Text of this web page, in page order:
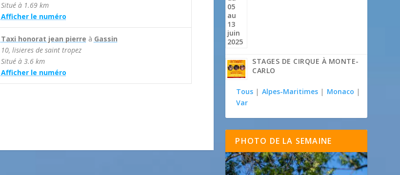
Situé à 1.69 km
Afficher le numéro
Taxi honorat jean pierre à Gassin
10, lisieres de saint tropez
Situé à 3.6 km
Afficher le numéro
STAGES DE CIRQUE À MONTE-
CARLO
Tous | Alpes-Maritimes | Monaco |
Var
PHOTO DE LA SEMAINE